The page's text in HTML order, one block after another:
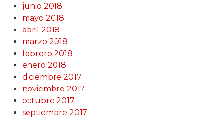
junio 2018
mayo 2018
abril 2018
marzo 2018
febrero 2018
enero 2018
diciembre 2017
noviembre 2017
octubre 2017
septiembre 2017